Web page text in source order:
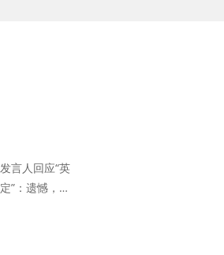
言人回应“英
”：遗憾，华